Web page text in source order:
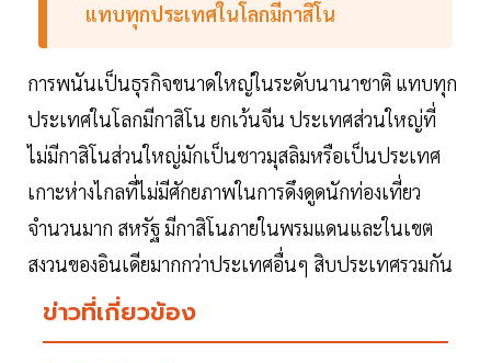
แทบทุกประเทศในโลกมีกาสิโน
การพนันเป็นธุรกิจขนาดใหญ่ในระดับนานาชาติ แทบทุก
ประเทศในโลกมีกาสิโน ยกเว้นจีน ประเทศส่วนใหญ่ที่
ไม่มีกาสิโนส่วนใหญ่มักเป็นชาวมุสลิมหรือเป็นประเทศ
เกาะห่างไกลที่ไม่มีศักยภาพในการดึงดูดนักท่องเที่ยว
จำนวนมาก สหรัฐ มีกาสิโนภายในพรมแดนและในเขต
สงวนของอินเดียมากกว่าประเทศอื่นๆ สิบประเทศรวมกัน
ข่าวที่เกี่ยวข้อง